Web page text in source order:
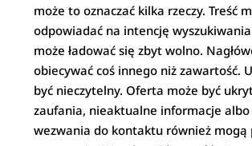
może to oznaczać kilka rzeczy. Treść
odpowiadać na intencję
może ładować się zbyt wolno.
obiecywać coś innego niż zawartość.
być nieczytelny. Oferta może być
zaufania, nieaktualne informacje albo
wezwania do kontaktu również mogą